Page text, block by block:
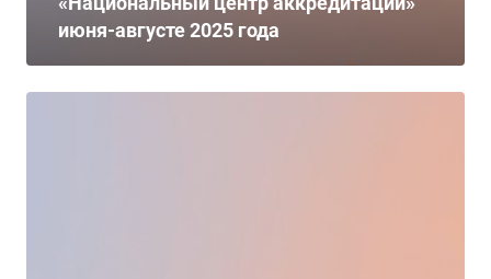
июня-августе 2025 года